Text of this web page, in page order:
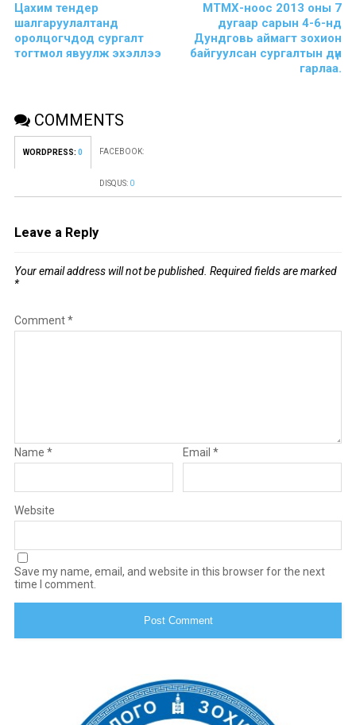
Цахим тендер
шалгаруулалтанд
оролцогчдод сургалт
тогтмол явуулж эхэллээ
МТМХ-ноос 2013 оны 7
дугаар сарын 4-6-нд
Дундговь аймагт зохион
байгуулсан сургалтын дүн
гарлаа.
COMMENTS
WORDPRESS: 0 FACEBOOK:
DISQUS: 0
Leave a Reply
Your email address will not be published. Required fields are marked
*
Comment*
Name * Email*
Website
Save my name, email, and website in this browser for the next
time I comment.